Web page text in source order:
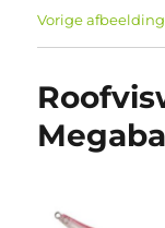
Vorige afbeelding